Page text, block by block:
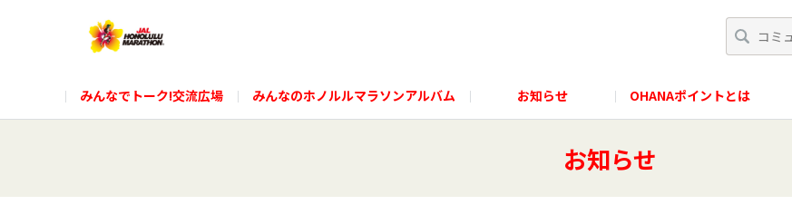
みんなでトーク!交流広場 みんなのホノルルマラソンアルバム お知らせ OHANAポイントとは
お知らせ